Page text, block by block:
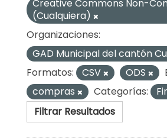
Creative Commons Non-
(Cualquiera)
Organizaciones:
GAD Municipal del cantón
Formatos:
CSV ODS
compras
Categorías:
Filtrar Resultados